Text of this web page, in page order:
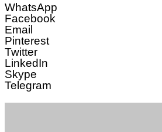
WhatsApp
Facebook
Email
Pinterest
Twitter
LinkedIn
Skype
Telegram